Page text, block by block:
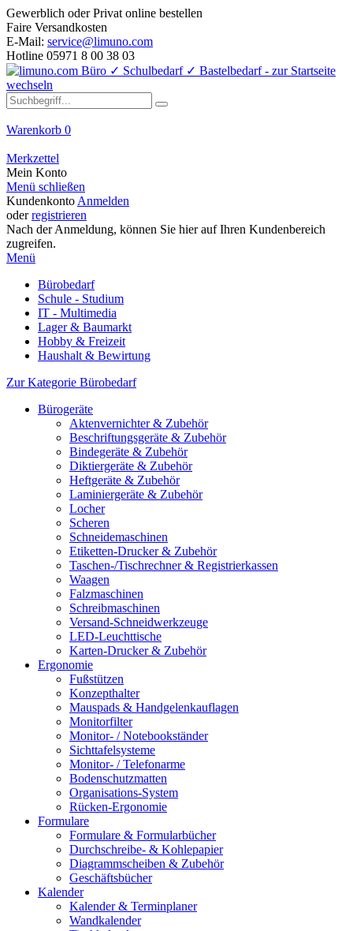
Gewerblich oder Privat online bestellen
Faire Versandkosten
E-Mail: service@limuno.com
Hotline 05971 8 00 38 03
Warenkorb 0
Merkzettel
Mein Konto
Menü schließen
Kundenkonto Anmelden
oderregistrieren
Nach der Anmeldung, können Sie hier auf Ihren Kundenbereich
zugreifen.
Menü
Bürobedarf
Schule - Studium
IT - Multimedia
Lager & Baumarkt
Hobby & Freizeit
Haushalt & Bewirtung
Zur Kategorie Bürobedarf
Bürogeräte
Aktenvernichter & Zubehör
Beschriftungsgeräte & Zubehör
Bindegeräte & Zubehör
Diktiergeräte & Zubehör
Heftgeräte & Zubehör
Laminiergeräte & Zubehör
Locher
Scheren
Schneidemaschinen
Etiketten-Drucker & Zubehör
Taschen-/Tischrechner & Registrierkassen
Waagen
Falzmaschinen
Schreibmaschinen
Versand-Schneidwerkzeuge
LED-Leuchttische
Karten-Drucker & Zubehör
Ergonomie
Fußstützen
Konzepthalter
Mauspads & Handgelenkauflagen
Monitorfilter
Monitor- / Notebookständer
Sichttafelsysteme
Monitor- / Telefonarme
Bodenschutzmatten
Organisations-System
Rücken-Ergonomie
Formulare
Formulare & Formularbücher
Durchschreibe- & Kohlepapier
Diagrammscheiben & Zubehör
Geschäftsbücher
Kalender
Kalender & Terminplaner
Wandkalender